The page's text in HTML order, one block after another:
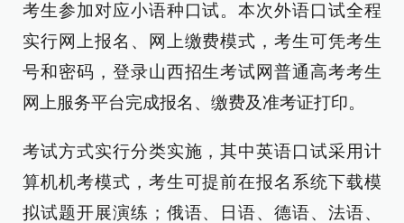
考生参加对应小语种口试。本次外语口试全程
实行网上报名、网上缴费模式，考生可凭考生
号和密码，登录山西招生考试网普通高考考生
网上服务平台完成报名、缴费及准考证打印。
考试方式实行分类实施，其中英语口试采用计
算机机考模式，考生可提前在报名系统下载模
拟试题开展演练；俄语、日语、德语、法语、